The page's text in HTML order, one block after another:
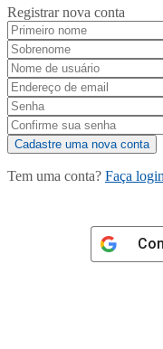
Registrar nova conta
Tem uma conta? Faça